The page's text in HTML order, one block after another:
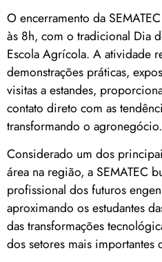
O encerramento da
às 8h, com o tradicional Dia
Escola Agrícola. A atividade
demonstrações práticas,
visitas a estandes,
contato direto com as
transformando o agronegócio.
Considerado um dos
área na região, a SEMATEC
profissional dos futuros
aproximando os estudantes
das transformações
dos setores mais importantes